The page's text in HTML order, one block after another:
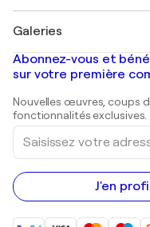
Banksy
Mr. Brainwash
Shepard Fairey
Tableaux abstraits à
Peintures de paysage
Estampes
Peintures acryliques
Galeries
Galeries d'art en France
Galeries d'art en
Abonnez-vous et
sur votre première
Nouvelles œuvres, coups
fonctionnalités exclusives.
Saisissez
votre
adresse
e-
mail
J'en